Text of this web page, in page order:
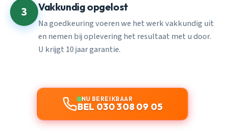
3 Vakkundig opgelost
Na goedkeuring voeren we het werk vakkundig uit
en nemen bij oplevering het resultaat met u door.
U krijgt 10 jaar garantie.
NU BEREIKBAAR
BEL 030 308 09 05